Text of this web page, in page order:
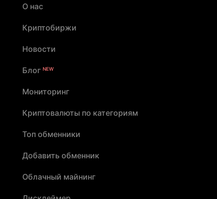
О нас
Криптобиржи
Новости
Блог NEW
Мониторинг
Криптовалюты по категориям
Топ обменники
Добавить обменник
Облачный майнинг